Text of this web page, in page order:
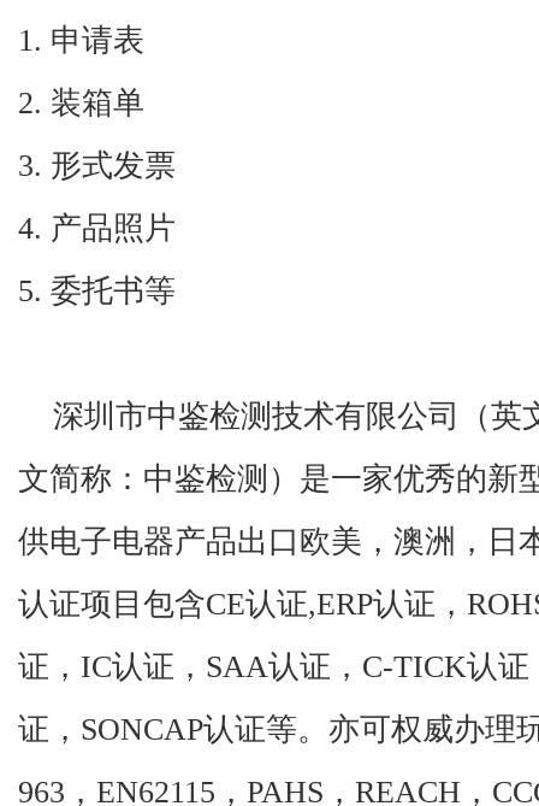
1. 申请表
2. 装箱单
3. 形式发票
4. 产品照片
5. 委托书等
深圳市中鉴检测技术有限公司（英
文简称：中鉴检测）是一家优秀的新
供电子电器产品出口欧美，澳洲，日
认证项目包含CE认证,ERP认证，
证， IC认证， SAA认证， C-TICK认证
证， SONCAP认证等。亦可权威办理
963 ， EN62115 ， PAHS ， REACH ，